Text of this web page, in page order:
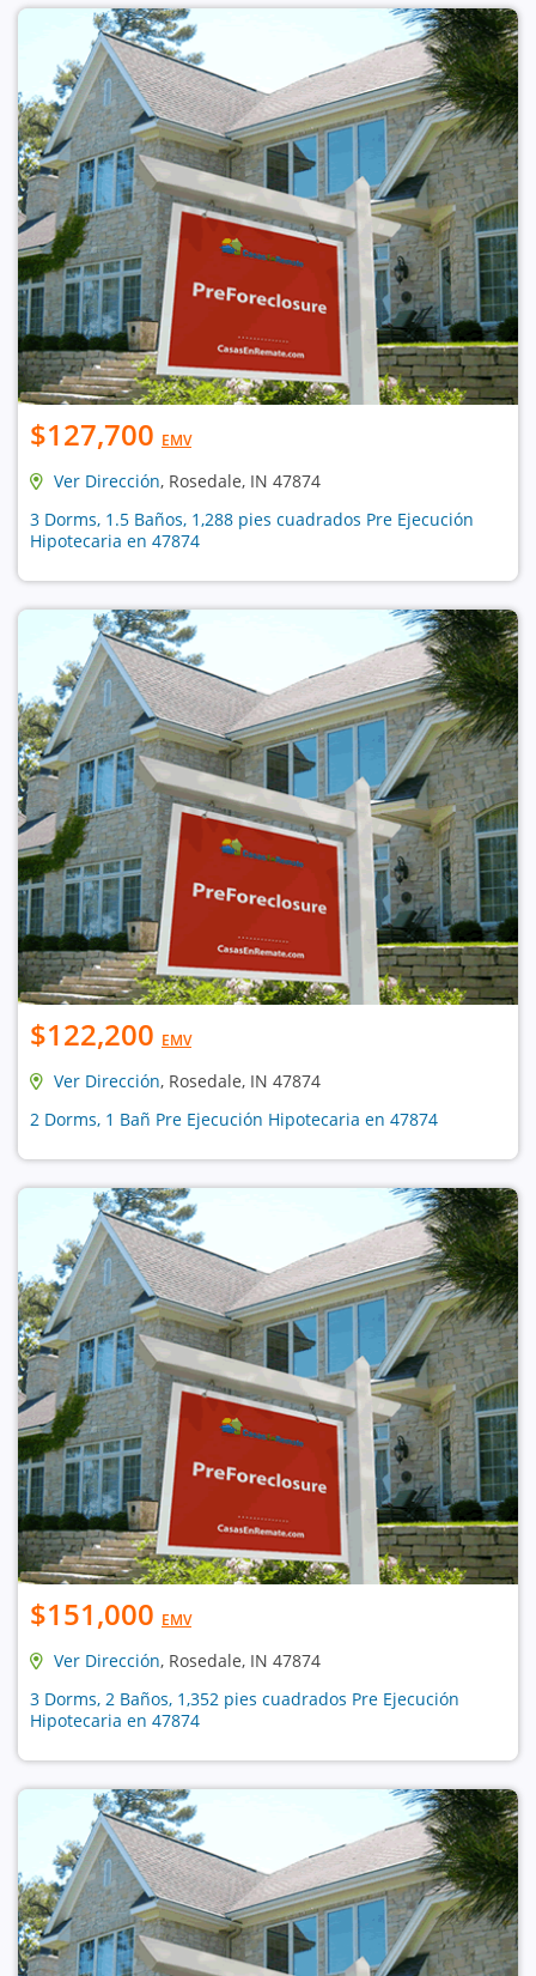
$127,700 EMV
Ver Dirección, Rosedale, IN 47874
3 Dorms, 1.5 Baños, 1,288 pies cuadrados Pre Ejecución
Hipotecaria en 47874
$122,200 EMV
Ver Dirección, Rosedale, IN 47874
2 Dorms, 1 Bañ Pre Ejecución Hipotecaria en 47874
$151,000 EMV
Ver Dirección, Rosedale, IN 47874
3 Dorms, 2 Baños, 1,352 pies cuadrados Pre Ejecución
Hipotecaria en 47874